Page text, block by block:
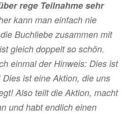
rege Teilnahme sehr
kann man einfach nie
Buchliebe zusammen mit
gleich doppelt so schön.
einmal der Hinweis: Dies ist
ist eine Aktion, die uns
Also teilt die Aktion, macht
und habt endlich einen